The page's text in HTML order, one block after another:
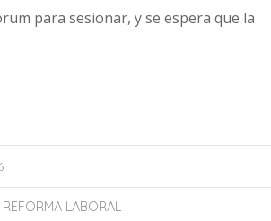
para sesionar, y se espera que la
REFORMA LABORAL